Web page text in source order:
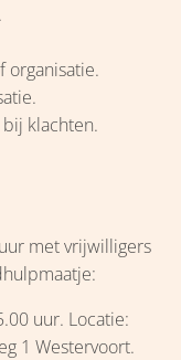
organisatie.
klachten.
met vrijwilligers
uur. Locatie:
1 Westervoort.